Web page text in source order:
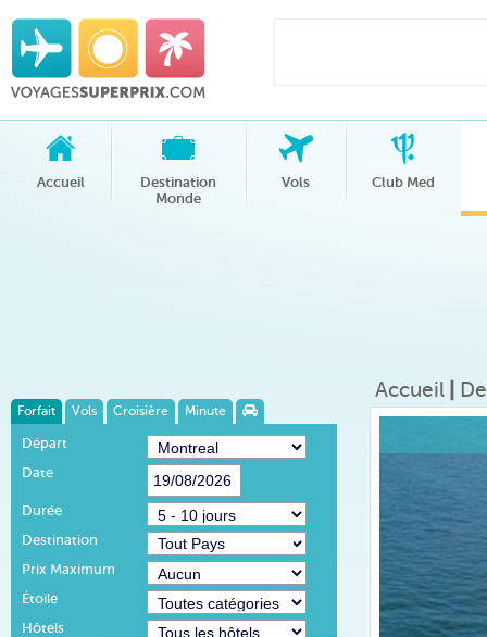
Accueil
Destination
Monde
Vols Club Med
Forfait Vols Croisière Minute
Départ
Date
Durée
Destination
Prix Maximum
Étoile
Hôtels
Accueil